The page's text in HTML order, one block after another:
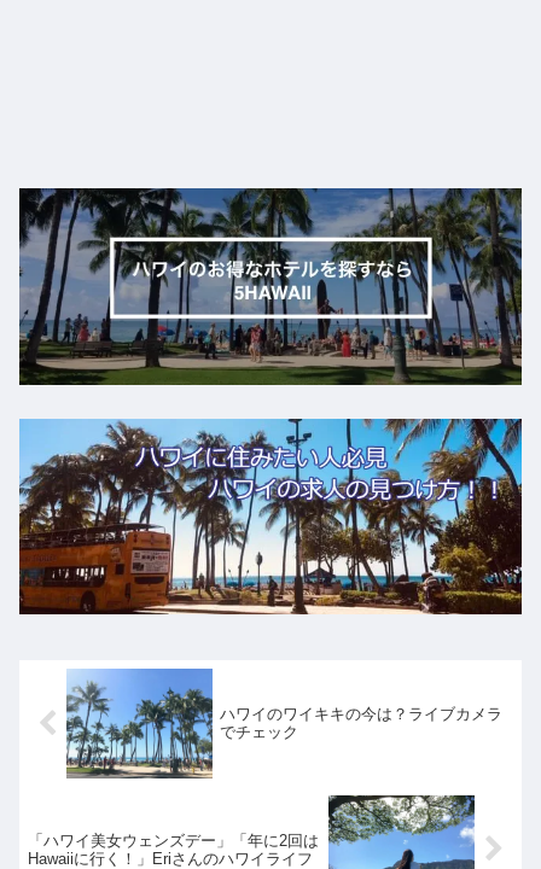
ハワイのワイキキの今は？ライブカメラ
でチェック
「ハワイ美女ウェンズデー」「年に2回は
Hawaiiに行く！」Eriさんのハワイライフ